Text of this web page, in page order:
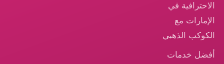
الاحترافية في
الإمارات مع
الكوكب الذهبي
أفضل خدمات